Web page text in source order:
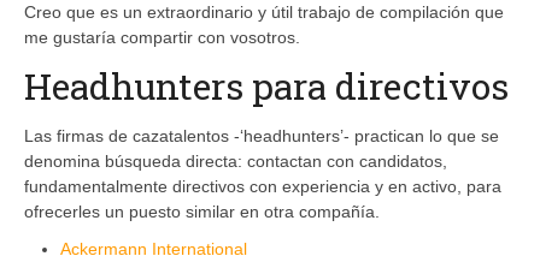
Creo que es un extraordinario y útil trabajo de compilación que
me gustaría compartir con vosotros.
Headhunters para directivos
Las firmas de cazatalentos -‘headhunters’- practican lo que se
denomina búsqueda directa: contactan con candidatos,
fundamentalmente directivos con experiencia y en activo, para
ofrecerles un puesto similar en otra compañía.
Ackermann International